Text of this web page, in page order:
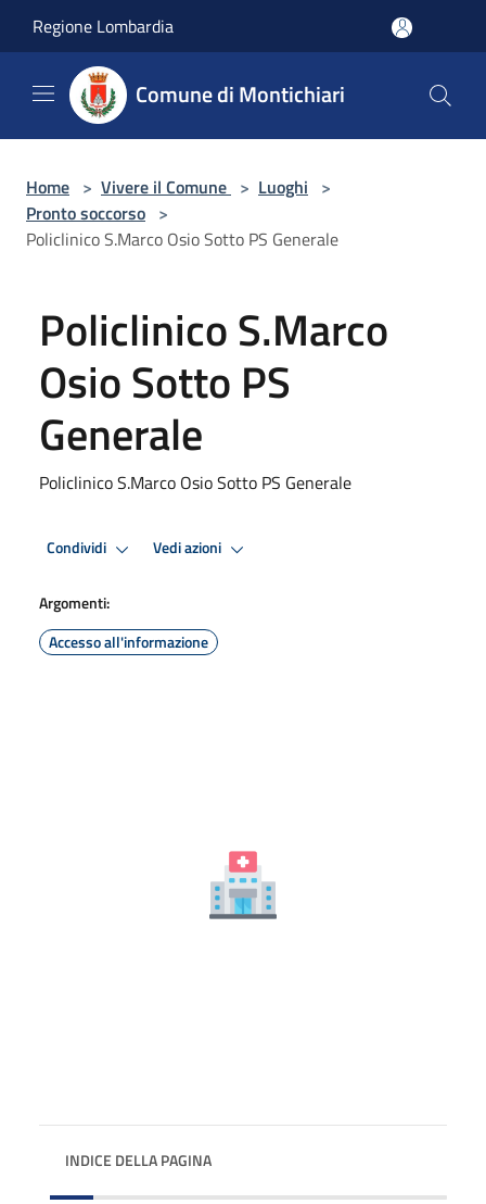
Regione Lombardia
Comune di Montichiari
Home > Vivere il Comune > Luoghi >
Pronto soccorso >
Policlinico S.Marco Osio Sotto PS Generale
Policlinico S.Marco
Osio Sotto PS
Generale
Policlinico S.Marco Osio Sotto PS Generale
Condividi Vedi azioni
Argomenti:
Accesso all'informazione
INDICE DELLA PAGINA